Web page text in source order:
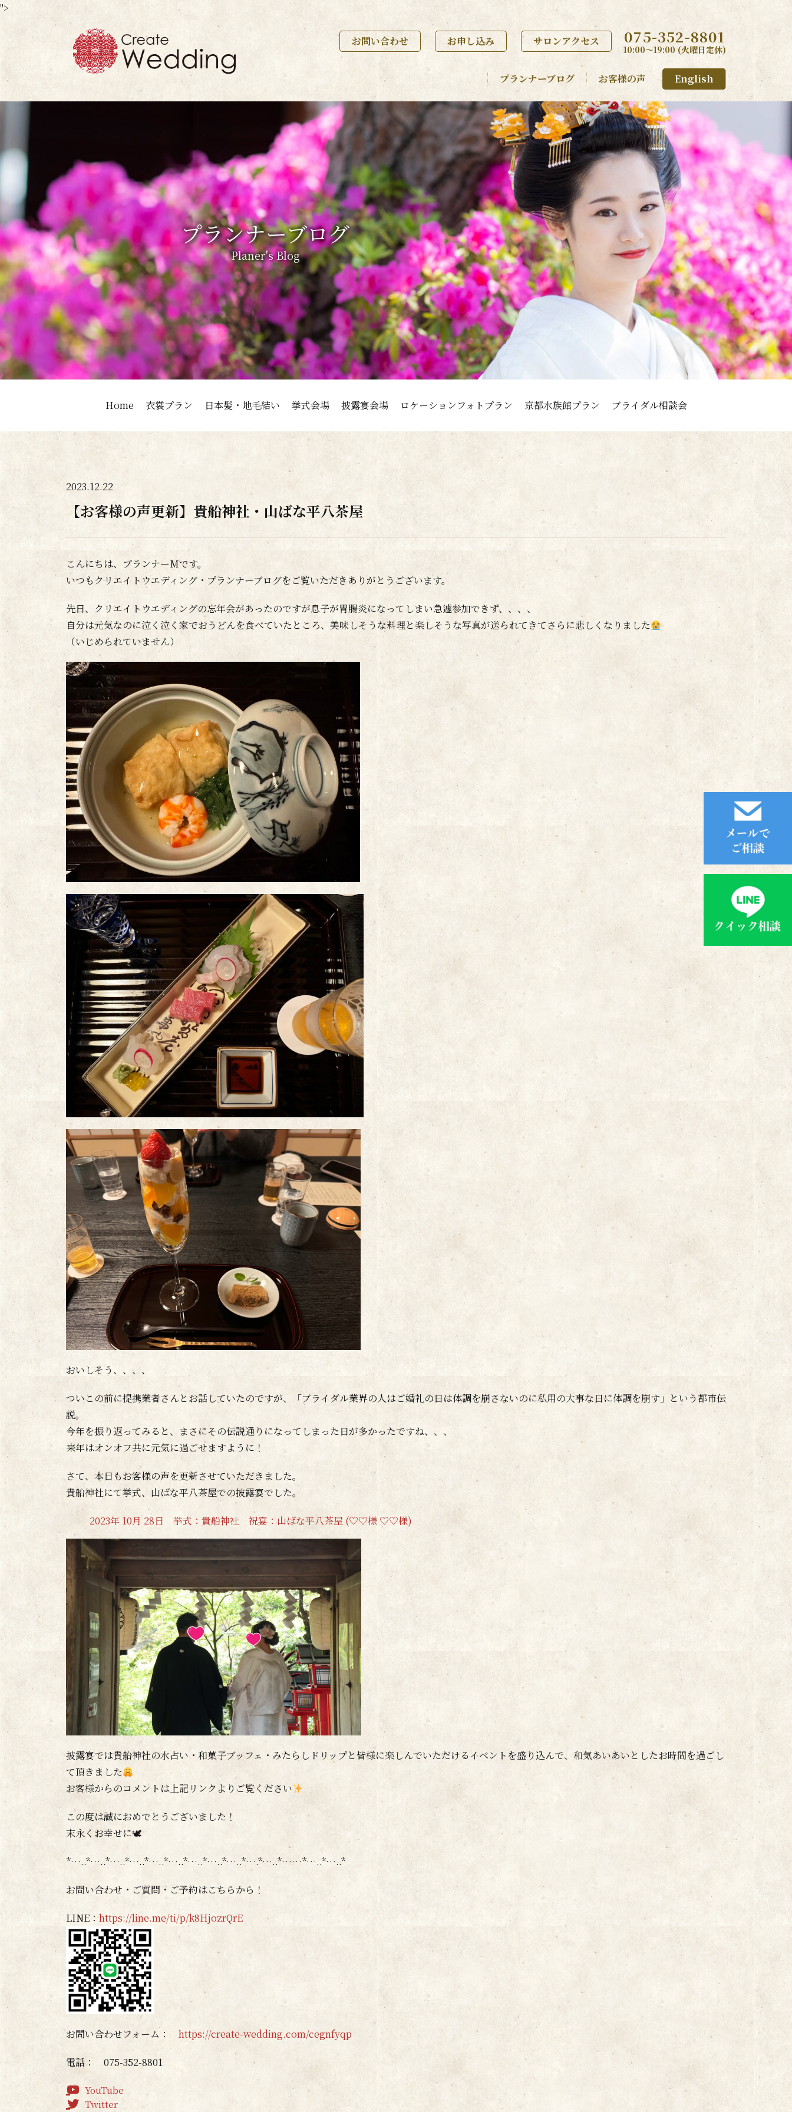
">
お問い合わせ お申し込み サロンアクセス 075-352-8801
10:00〜19:00 (火曜日定休)
プランナーブログ お客様の声 English
プランナーブログ
Planer's Blog
Home 衣裳プラン 日本髪・地毛結い 挙式会場 披露宴会場 ロケーションフォトプラン 京都水族館プラン ブライダル相談会
2023.12.22
【お客様の声更新】貴船神社・山ばな平八茶屋
こんにちは、プランナーMです。
いつもクリエイトウエディング・プランナーブログをご覧いただきありがとうございます。
先日、クリエイトウエディングの忘年会があったのですが息子が胃腸炎になってしまい急遽参加できず、、、、
自分は元気なのに泣く泣く家でおうどんを食べていたところ、美味しそうな料理と楽しそうな写真が送られてきてさらに悲しくなりました
（いじめられていません）
おいしそう、、、、
ついこの前に提携業者さんとお話していたのですが、「ブライダル業界の人はご婚礼の日は体調を崩さないのに私用の大事な日に体調を崩す」という都市伝
説。
今年を振り返ってみると、まさにその伝説通りになってしまった日が多かったですね、、、
来年はオンオフ共に元気に過ごせますように！
さて、本日もお客様の声を更新させていただきました。
貴船神社にて挙式、山ばな平八茶屋での披露宴でした。
2023年 10月 28日 挙式：貴船神社 祝宴：山ばな平八茶屋 (♡♡様 ♡♡様)
披露宴では貴船神社の水占い・和菓子ブッフェ・みたらしドリップと皆様に楽しんでいただけるイベントを盛り込んで、和気あいあいとしたお時間を過ごし
て頂きました
お客様からのコメントは上記リンクよりご覧ください
この度は誠におめでとうございました！
末永くお幸せに🕊
*…..*…..*…..*…..*…..*…..*…..*…..*…..*….*…..*……*…..*…..*
お問い合わせ・ご質問・ご予約はこちらから！
LINE： https://line.me/ti/p/k8HjozrQrE
お問い合わせフォーム：https://create-wedding.com/cegnfyqp
電話： 075-352-8801
YouTube
Twitter